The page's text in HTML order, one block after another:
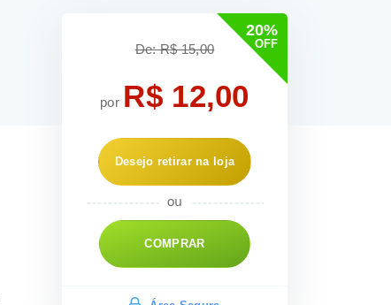
20%
OFF
De: R$ 15,00
por R$ 12,00
Desejo retirar na loja
COMPRAR